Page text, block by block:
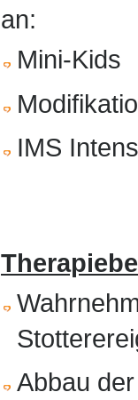
an:
Mini-Kids
IMS
Abbau